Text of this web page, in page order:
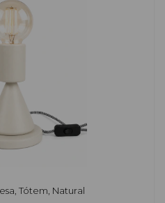
Tótem, Natural